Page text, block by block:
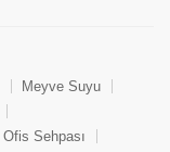
Meyve Suyu
Ofis Sehpası